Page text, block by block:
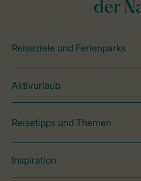
der
Reiseziele und Ferienparks
Aktivurlaub
Reisetipps und Themen
Inspiration